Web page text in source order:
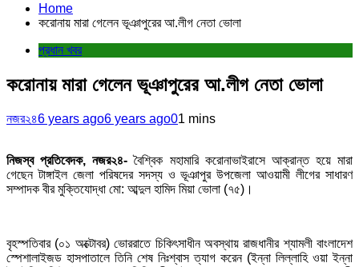
Home
করোনায় মারা গেলেন ভূঞাপুরের আ.লীগ নেতা ভোলা
প্রধান খবর
করোনায় মারা গেলেন ভূঞাপুরের আ.লীগ নেতা ভোলা
নজর২৪6 years ago6 years ago01 mins
নিজস্ব প্রতিবেদক, নজর২৪- বৈশ্বিক মহামারি করোনাভাইরাসে আক্রান্ত হয়ে মারা
গেছেন টাঙ্গাইল জেলা পরিষদের সদস্য ও ভূঞাপুর উপজেলা আওয়ামী লীগের সাধারণ
সম্পাদক বীর মুক্তিযোদ্ধা মো: আব্দুল হামিদ মিয়া ভোলা (৭৫)।
বৃহস্পতিবার (০১ অক্টোবর) ভোররাতে চিকিৎসাধীন অবস্থায় রাজধানীর শ্যামলী বাংলাদেশ
স্পেশালাইজড হাসপাতালে তিনি শেষ নিঃশ্বাস ত্যাগ করেন (ইন্না লিল্লাহি ওয়া ইন্না